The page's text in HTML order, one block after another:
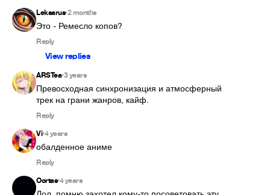
Leksarus•2 months
Это - Ремесло копов?
Reply
View replies
ARSTea•3 years
Превосходная синхронизация и атмосферный
трек на грани жанров, кайф.
Reply
Vi•4 years
обалденное аниме
Reply
Oortas•4 years